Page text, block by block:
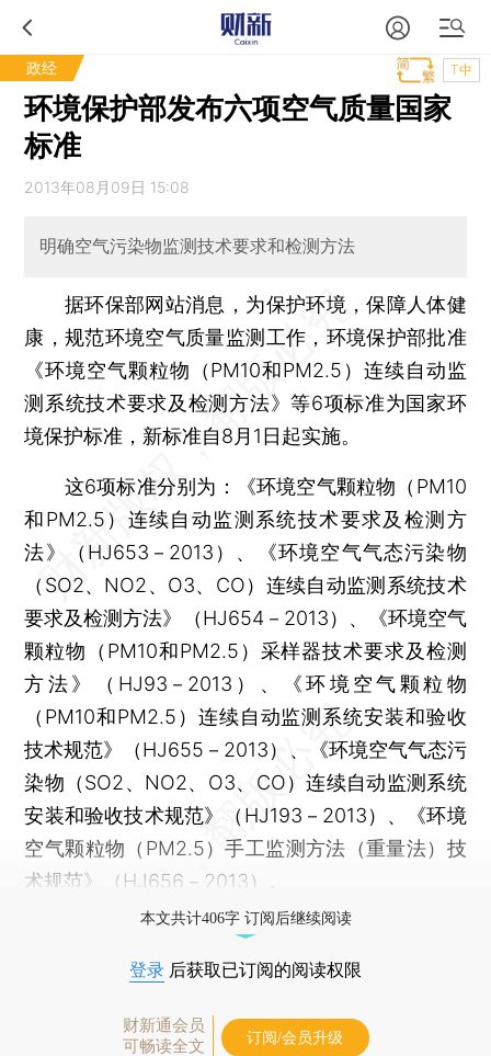
政经 T中
环境保护部发布六项空气质量国家
标准
2013年08月09日 15:08
明确空气污染物监测技术要求和检测方法
据环保部网站消息，为保护环境，保障人体健
康，规范环境空气质量监测工作，环境保护部批准
《环境空气颗粒物（PM10和PM2.5）连续自动监
测系统技术要求及检测方法》等6项标准为国家环
境保护标准，新标准自8月1日起实施。
这6项标准分别为：《环境空气颗粒物（PM10
和PM2.5）连续自动监测系统技术要求及检测方
法》（HJ653－2013）、《环境空气气态污染物
（SO2、NO2、O3、CO）连续自动监测系统技术
要求及检测方法》（HJ654－2013）、《环境空气
颗粒物（PM10和PM2.5）采样器技术要求及检测
方法》（HJ93－2013）、《环境空气颗粒物
（PM10和PM2.5）连续自动监测系统安装和验收
技术规范》（HJ655－2013）、《环境空气气态污
染物（SO2、NO2、O3、CO）连续自动监测系统
安装和验收技术规范》（HJ193－2013）、《环境
空气颗粒物（PM2.5）手工监测方法（重量法）技
术规范》（HJ656－2013）。
本文共计406字 订阅后继续阅读
登录 后获取已订阅的阅读权限
财新通会员
可畅读全文
订阅/会员升级